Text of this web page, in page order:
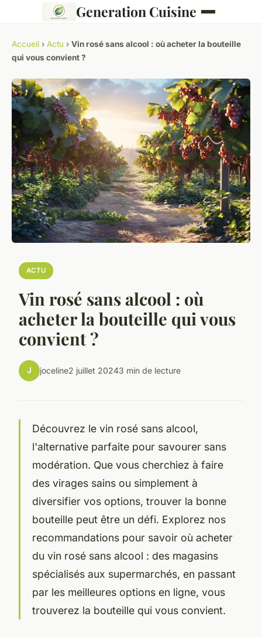
Generation Cuisine
Accueil › Actu › Vin rosé sans alcool : où acheter la bouteille
qui vous convient ?
ACTU
Vin rosé sans alcool : où
acheter la bouteille qui vous
convient ?
J joceline2 juillet 20243 min de lecture
Découvrez le vin rosé sans alcool,
l'alternative parfaite pour savourer sans
modération. Que vous cherchiez à faire
des virages sains ou simplement à
diversifier vos options, trouver la bonne
bouteille peut être un défi. Explorez nos
recommandations pour savoir où acheter
du vin rosé sans alcool : des magasins
spécialisés aux supermarchés, en passant
par les meilleures options en ligne, vous
trouverez la bouteille qui vous convient.